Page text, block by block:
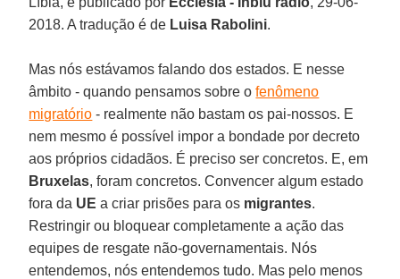
2018. A tradução é de Luisa Rabolini.
Mas nós estávamos falando dos estados. E nesse
âmbito - quando pensamos sobre ofenômeno
migratório - realmente não bastam os pai-nossos. E
nem mesmo é possível impor a bondade por decreto
aos próprios cidadãos. É preciso ser concretos. E, em
Bruxelas, foram concretos. Convencer algum estado
fora da UE a criar prisões para os migrantes.
Restringir ou bloquear completamente a ação das
equipes de resgate não-governamentais. Nós
entendemos, nós entendemos tudo. Mas pelo menos